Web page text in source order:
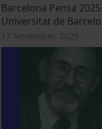
Barcelona Pensa
Universitat de
17 November, 2025